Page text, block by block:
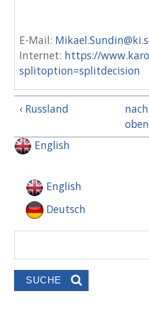
E-Mail:
Internet: https://
splitoption=splitdecision
‹ Russland
nach
oben
English
English
Deutsch